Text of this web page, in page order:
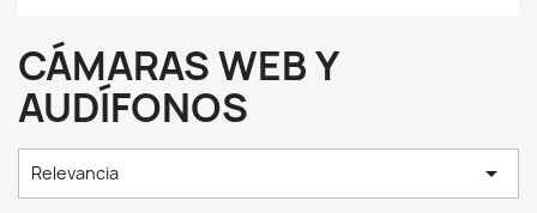
CÁMARAS WEB Y
AUDÍFONOS
Relevancia 